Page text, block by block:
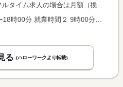
（換算額）、パート求人の場合は時間額を表示しています。
る (ハローワークより転載)